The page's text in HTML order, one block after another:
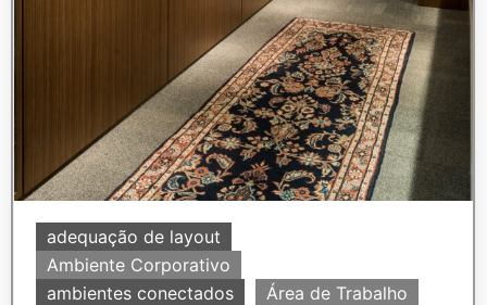
adequação de layout
Ambiente Corporativo
ambientes conectados
Área de Trabalho